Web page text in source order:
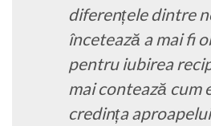
diferențele dintre
încetează a mai fi
pentru iubirea
mai contează cum
credința